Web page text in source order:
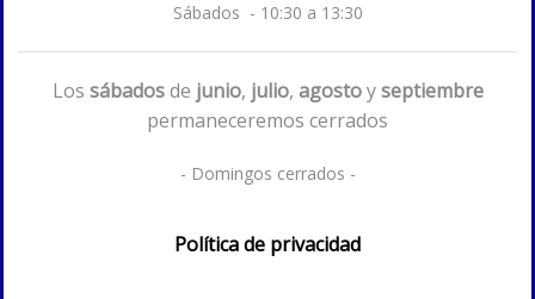
Sábados - 10:30 a 13:30
Los sábadosde junio, julio, agostoyseptiembre
permaneceremos cerrados
- Domingos cerrados -
Política de privacidad